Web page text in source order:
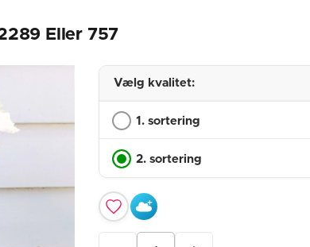
Eller 757
Vælg kvalitet:
1. sortering
2. sortering